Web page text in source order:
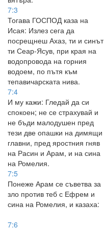
7:3
Тогава ГОСПОД каза на
Исая: Излез сега да
посрещнеш Ахаз, ти и синът
ти Сеар-Ясув, при края на
водопровода на горния
водоем, по пътя към
тепавичарската нива.
7:4
И му кажи: Гледай да си
спокоен; не се страхувай и
не бъди малодушен пред
тези две опашки на димящи
главни, пред яростния гняв
на Расин и Арам, и на сина
на Ромелия.
7:5
Понеже Арам се съветва за
зло против теб с Ефрем и
сина на Ромелия, и казаха:
7:6